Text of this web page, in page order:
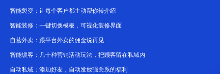
智能裂变：让每个客户都主动帮你转介绍
智能装修：一键切换模板，可视化装修界面
自营外卖：跟平台外卖的佣金说再见
智能锁客：几十种营销活动玩法，把顾客留在私域内
自动私域：添加好友，自动发放强关系的福利